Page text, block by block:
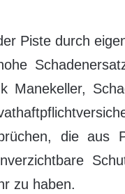
Piste durch
Manekeller,
die aus
zu haben.